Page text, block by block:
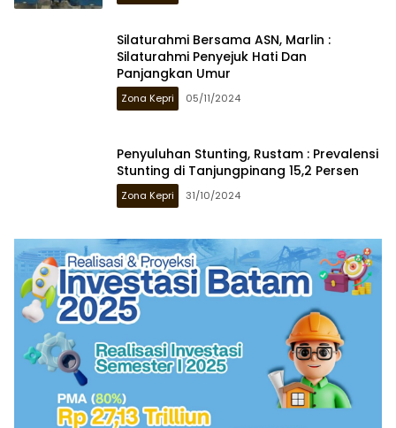
Silaturahmi Bersama ASN, Marlin :
Silaturahmi Penyejuk Hati Dan
Panjangkan Umur
Zona Kepri 05/11/2024
Penyuluhan Stunting, Rustam : Prevalensi
Stunting di Tanjungpinang 15,2 Persen
Zona Kepri 31/10/2024